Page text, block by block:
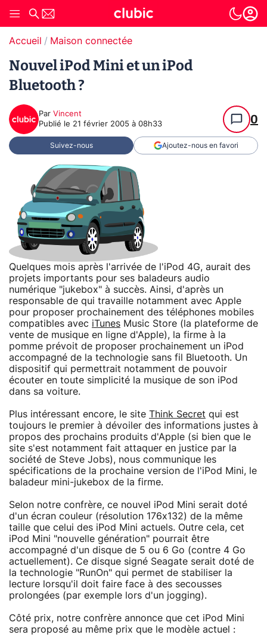
Accueil Maison connectée
Nouvel iPod Mini et un iPod
Bluetooth ?
Par Vincent
Publié le 21 février 2005 à 08h33 0
Suivez-nous Ajoutez-nous en favori
Quelques mois après l'arrivée de l'iPod 4G, aurait des
projets importants pour ses baladeurs audio
numérique "jukebox" à succès. Ainsi, d'après un
responsable de qui travaille notamment avec Apple
pour proposer prochainement des téléphones mobiles
compatibles avec iTunes Music Store (la plateforme de
vente de musique en ligne d'Apple), la firme à la
pomme prévoit de proposer prochainement un iPod
accompagné de la technologie sans fil Bluetooth. Un
dispositif qui permettrait notamment de pouvoir
écouter en toute simplicité la musique de son iPod
dans sa voiture.
Plus intéressant encore, le site Think Secret qui est
toujours le premier à dévoiler des informations justes à
propos des prochains produits d'Apple (si bien que le
site s'est notamment fait attaquer en justice par la
société de Steve Jobs), nous communique les
spécifications de la prochaine version de l'iPod Mini, le
baladeur mini-jukebox de la firme.
Selon notre confrère, ce nouvel iPod Mini serait doté
d'un écran couleur (résolution 176x132) de la même
taille que celui des iPod Mini actuels. Outre cela, cet
iPod Mini "nouvelle génération" pourrait être
accompagné d'un disque de 5 ou 6 Go (contre 4 Go
actuellement). Ce disque signé Seagate serait doté de
la technologie "RunOn" qui permet de stabiliser la
lecture lorsqu'il doit faire face à des secousses
prolongées (par exemple lors d'un jogging).
Côté prix, notre confrère annonce que cet iPod Mini
sera proposé au même prix que le modèle actuel :